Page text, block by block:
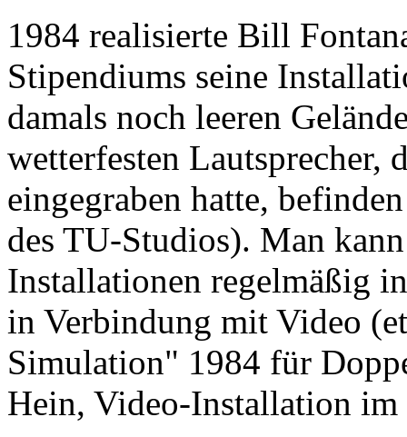
1984 realisierte Bill
Stipendiums seine
damals noch leeren
wetterfesten Lautsprecher,
eingegraben hatte,
des TU-Studios). Man
Installationen regelmäßig
in Verbindung mit Video
Simulation" 1984 für
Hein, Video-Installation